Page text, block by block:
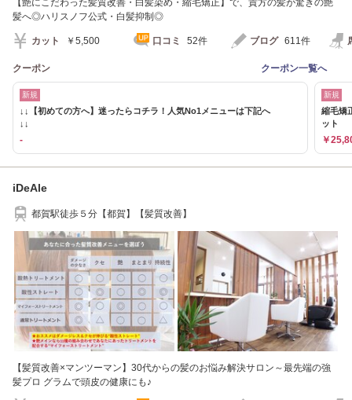
【艶にこだわった髪質改善・白髪染め・縮毛矯正】で、貴方の髪が驚きの艶
髪へ◎ハリスノフ公式・白髪抑制◎
カット ￥5,500 口コミ 52件 ブログ 611件
クーポン クーポン一覧へ
新規
↓↓【初めての方へ】迷ったらコチラ！人気No1メニューは下記へ
↓↓
-
新規
縮毛矯
ット
￥
iDeAle
都賀駅徒歩５分【都賀】【髪質改善】
【髪質改善×マンツーマン】30代からの髪のお悩み解決サロン～最先端の強
髪プロ グラムで頭皮の健康にも♪